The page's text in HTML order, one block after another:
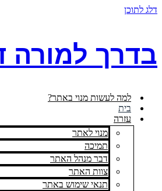
דלג לתוכן
בדרך למורה
למה לעשות מנוי באתר?
בית
עזרה
מנוי לאתר
תמיכה
דבר מנהל האתר
צוות האתר
תנאי שימוש באתר